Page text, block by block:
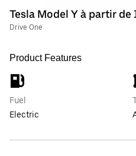
Tesla Model Y à partir de
Drive One
Product Features
Fuel
Electric